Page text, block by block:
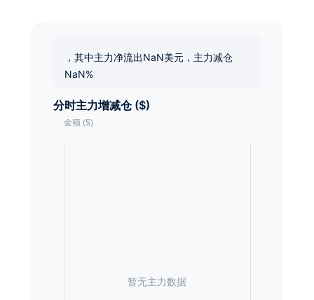
，其中主力净流出NaN美元，主力减仓
NaN%
分时主力增减仓 ($)
暂无主力数据